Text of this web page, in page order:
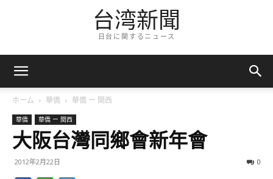
台湾新聞
日台に関するニュース
ホーム 華僑 華僑 ー 関西
華僑 華僑 ー 関西
大阪台灣同鄉會新年會
2012年2月22日 0